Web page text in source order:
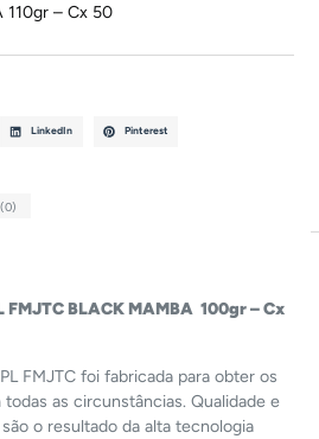
110gr – Cx 50
LinkedIn Pinterest
FMJTC BLACK MAMBA 100gr – Cx
FMJTC foi fabricada para obter os
as circunstâncias. Qualidade e
o resultado da alta tecnologia